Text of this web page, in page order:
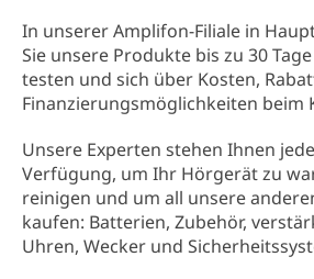
In unserer Amplifon-Filiale in
Sie unsere Produkte bis zu 30
testen und sich über Kosten,
Finanzierungsmöglichkeiten beim
Unsere Experten stehen Ihnen
Verfügung, um Ihr Hörgerät zu
reinigen und um all unsere
kaufen: Batterien, Zubehör,
Uhren, Wecker und